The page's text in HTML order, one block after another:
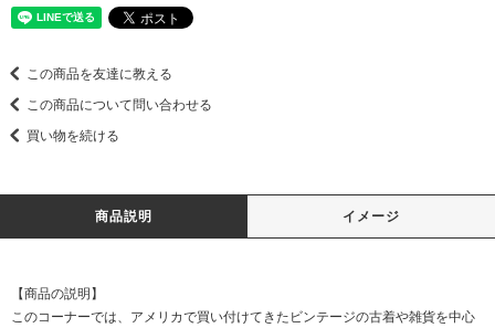
この商品を友達に教える
この商品について問い合わせる
買い物を続ける
商品説明 イメージ
【商品の説明】
このコーナーでは、アメリカで買い付けてきたビンテージの古着や雑貨を中心